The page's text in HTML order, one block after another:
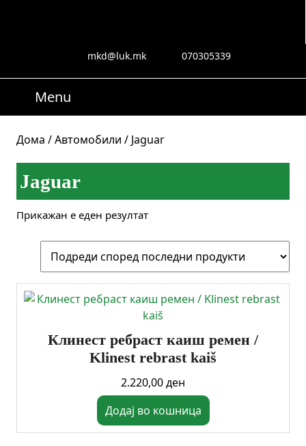
mkd@luk.mk mkd@luk.mk070305339
Menu
Дома /Автомобили / Jaguar
Jaguar
Прикажан е еден резултат
Клинест ребраст каиш ремен /
Klinest rebrast kaiš
2.220,00ден
Додај во кошница